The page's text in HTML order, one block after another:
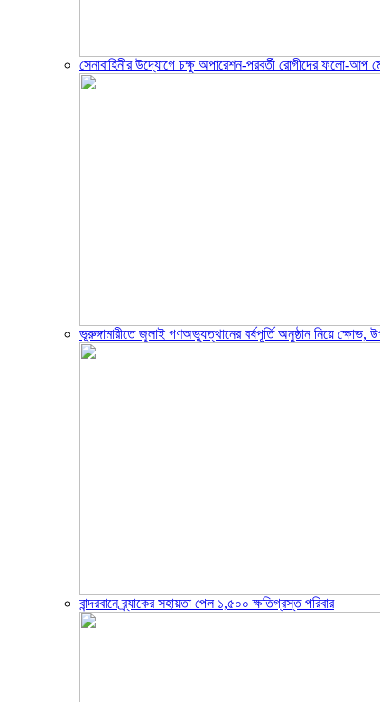
সেনাবাহিনীর উদ্যোগে চক্ষু অপারেশন-পরবর্তী রোগীদের ফলো-আপ
ভূরুঙ্গামারীতে জুলাই গণঅভ্যুত্থানের বর্ষপূর্তি অনুষ্ঠান নিয়ে
বান্দরবানে ব্র্যাকের সহায়তা পেল ১,৫০০ ক্ষতিগ্রস্ত পরিবার